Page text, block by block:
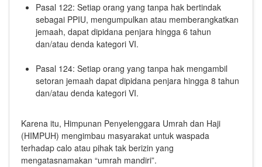
Pasal 122: Setiap orang yang tanpa hak bertindak
sebagai PPIU, mengumpulkan atau memberangkatkan
jemaah, dapat dipidana penjara hingga 6 tahun
dan/atau denda kategori VI.
Pasal 124: Setiap orang yang tanpa hak mengambil
setoran jemaah dapat dipidana penjara hingga 8 tahun
dan/atau denda kategori VI.
Karena itu, Himpunan Penyelenggara Umrah dan Haji
(HIMPUH) mengimbau masyarakat untuk waspada
terhadap calo atau pihak tak berizin yang
mengatasnamakan “umrah mandiri”.